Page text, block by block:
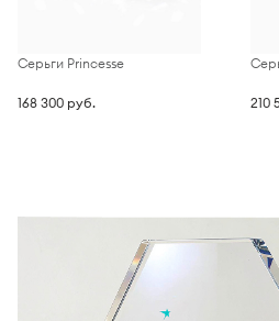
Серьги Princesse
168 300 руб. 210